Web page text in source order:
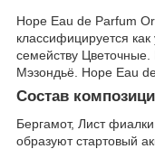
Hope Eau de Parfum
классифицируется
семейству
Мэзондьё. Hope Eau
Состав
Бергамот, Лист
образуют стартовый